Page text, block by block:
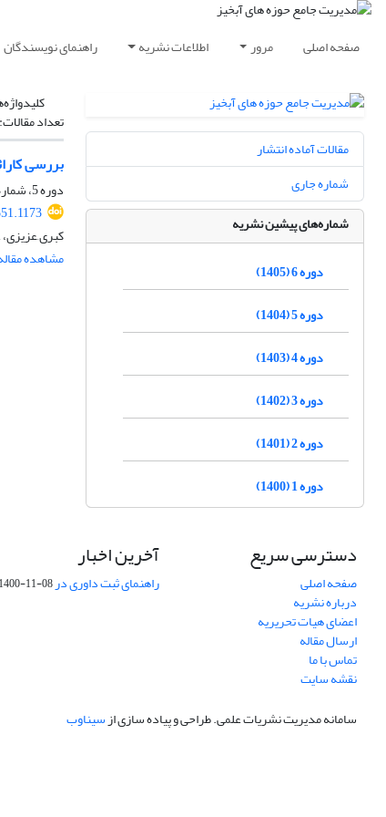
صفحه اصلی مرور اطلاعات نشریه راهنمای نویسندگان
تعداد مقالات:
بررسی
دوره 5، شماره 1، بهار 1404، صفحه
کبری
مشاهده
مقالات آماده انتشار
شماره جاری
شماره‌های پیشین نشریه
دوره 6 (1405)
دوره 5 (1404)
دوره 4 (1403)
دوره 3 (1402)
دوره 2 (1401)
دوره 1 (1400)
دسترسی سریع
صفحه اصلی
درباره نشریه
اعضای هیات تحریریه
ارسال مقاله
تماس با ما
نقشه سایت
آخرین اخبار
راهنمای ثبت داوری در Publons1400-11-08
سامانه مدیریت نشریات علمی.طراحی و پیاده سازی ازسیناوب